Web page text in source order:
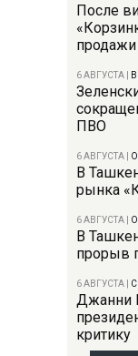
После
продажи
6 АВГУСТА
ПВО
6 АВГУСТА
В
рынка
6 АВГУСТА
В
прорыв
6 АВГУСТА
Джанни
критику